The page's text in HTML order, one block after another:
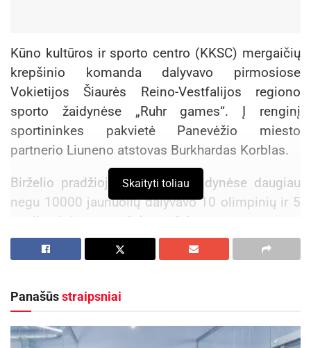
Kūno kultūros ir sporto centro (KKSC) mergaičių
krepšinio komanda dalyvavo pirmosiose
Vokietijos Šiaurės Reino-Vestfalijos regiono
sporto žaidynėse „Ruhr games“. Į renginį
sportininkes pakvietė Panevėžio miesto
partnerio Liuneno atstovas Burkhardas Korblas.
Birželio pradžioje vykusiose žaidynėse daugiau
negu 10000 jaunuolių dalyvavo 10 olimpinių ir 5
neolimpinių sporto šakų varžybose.
„Šalia Liuneno esančiame Eseno mieste
dalyvavo muzikos, šokių ir akrobatikos
žvaigždės. Liunene panevėžietėms suteiktos
puikios gyvenimo, maitinimo ir treniruočių
Skaityti toliau
Panašūsstraipsniai